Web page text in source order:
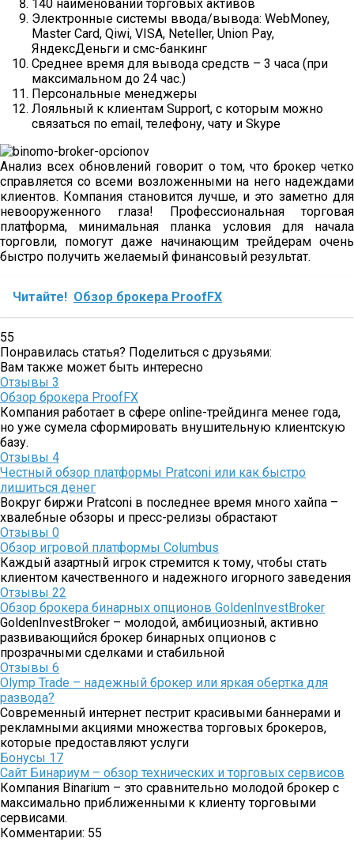
140 наименований торговых активов
Электронные системы ввода/вывода: WebMoney,
Master Card, Qiwi, VISA, Neteller, Union Pay,
ЯндексДеньги и смс-банкинг
Среднее время для вывода средств – 3 часа (при
максимальном до 24 час.)
Персональные менеджеры
Лояльный к клиентам Support, с которым можно
связаться по email, телефону, чату и Skype
Анализ всех обновлений говорит о том, что брокер четко
справляется со всеми возложенными на него надеждами
клиентов. Компания становится лучше, и это заметно для
невооруженного глаза! Профессиональная торговая
платформа, минимальная планка условия для начала
торговли, помогут даже начинающим трейдерам очень
быстро получить желаемый финансовый результат.
Читайте! Обзор брокера ProofFX
55
Понравилась статья? Поделиться с друзьями:
Вам также может быть интересно
Отзывы 3
Обзор брокера ProofFX
Компания работает в сфере online-трейдинга менее года,
но уже сумела сформировать внушительную клиентскую
базу.
Отзывы 4
Честный обзор платформы Pratconi или как быстро
лишиться денег
Вокруг биржи Pratconi в последнее время много хайпа –
хвалебные обзоры и пресс-релизы обрастают
Отзывы 0
Обзор игровой платформы Columbus
Каждый азартный игрок стремится к тому, чтобы стать
клиентом качественного и надежного игорного заведения
Отзывы 22
Обзор брокера бинарных опционов GoldenInvestBroker
GoldenInvestBroker – молодой, амбициозный, активно
развивающийся брокер бинарных опционов с
прозрачными сделками и стабильной
Отзывы 6
Olymp Trade – надежный брокер или яркая обертка для
развода?
Современный интернет пестрит красивыми баннерами и
рекламными акциями множества торговых брокеров,
которые предоставляют услуги
Бонусы 17
Сайт Бинариум – обзор технических и торговых сервисов
Компания Binarium – это сравнительно молодой брокер с
максимально приближенными к клиенту торговыми
сервисами.
Комментарии: 55